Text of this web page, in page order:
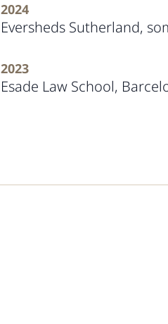
2024
Eversheds Sutherland,
2023
Esade Law School,